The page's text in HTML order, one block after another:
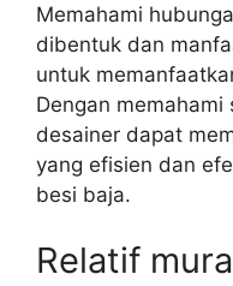
Memahami
dibentuk dan
untuk
Dengan
desainer dapat
yang efisien dan
besi baja.
Relatif